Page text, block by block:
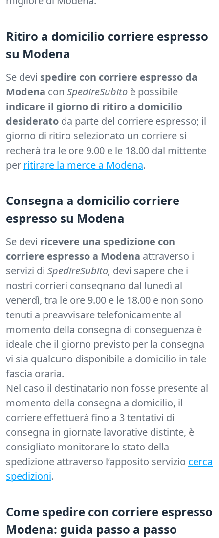
Ritiro a domicilio corriere espresso
su Modena
Se devi spedire con corriere espresso da
Modena con SpedireSubito è possibile
indicare il giorno di ritiro a domicilio
desiderato da parte del corriere espresso; il
giorno di ritiro selezionato un corriere si
recherà tra le ore 9.00 e le 18.00 dal mittente
per ritirare la merce a Modena.
Consegna a domicilio corriere
espresso su Modena
Se devi ricevere una spedizione con
corriere espresso a Modena attraverso i
servizi di SpedireSubito, devi sapere che i
nostri corrieri consegnano dal lunedì al
venerdì, tra le ore 9.00 e le 18.00 e non sono
tenuti a preavvisare telefonicamente al
momento della consegna di conseguenza è
ideale che il giorno previsto per la consegna
vi sia qualcuno disponibile a domicilio in tale
fascia oraria.
Nel caso il destinatario non fosse presente al
momento della consegna a domicilio, il
corriere effettuerà fino a 3 tentativi di
consegna in giornate lavorative distinte, è
consigliato monitorare lo stato della
spedizione attraverso l’apposito servizio cerca
spedizioni.
Come spedire con corriere espresso
Modena: guida passo a passo